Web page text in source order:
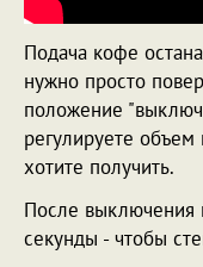
Подача кофе
нужно просто
положение
регулируете объем
хотите получить.
После выключения
секунды - чтобы